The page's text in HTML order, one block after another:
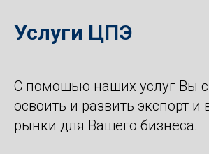
Услуги ЦПЭ
С помощью наших услуг Вы
освоить и развить экспорт
рынки для Вашего бизнеса.